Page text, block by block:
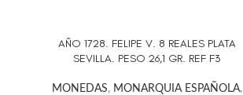
AÑADIR AL CARRITO
AÑO 1728. FELIPE V. 8 REALES PLATA
SEVILLA. PESO 26,1 GR. REF F3
MONEDAS, MONARQUIA ESPAÑOLA,